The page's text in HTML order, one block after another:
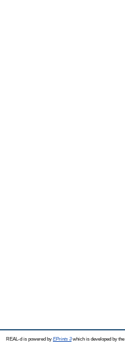
REAL-d is powered by EPrints 3which is developed by the